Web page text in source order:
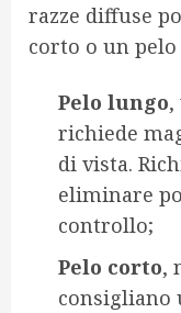
razze diffuse
corto o un
Pelo lungo,
richiede
di vista.
eliminare
controllo;
Pelo corto,
consigliano